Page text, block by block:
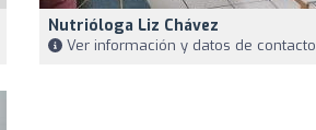
Nutrióloga Liz Chávez
Ver información y datos de contacto